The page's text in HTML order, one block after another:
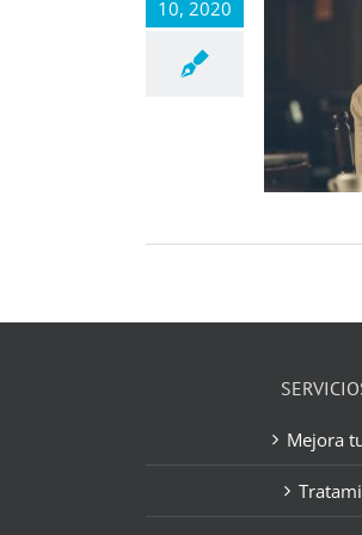
10, 2020
Mejora